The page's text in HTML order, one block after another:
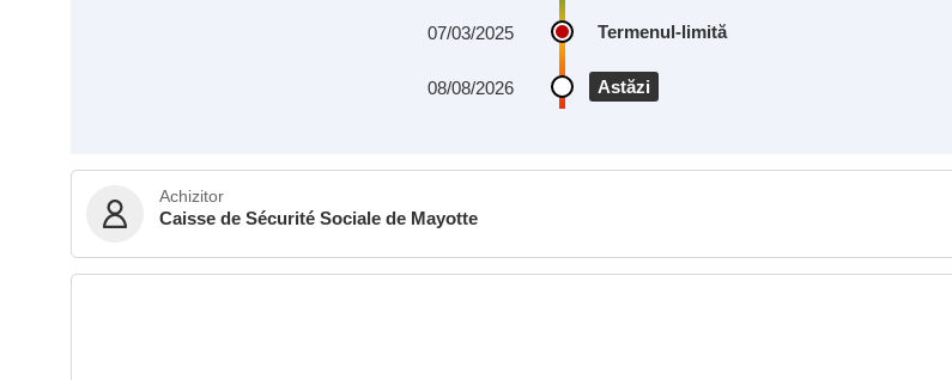
Termenul-limită
07/03/2025
Astăzi
08/08/2026
Achizitor
Caisse de Sécurité Sociale de Mayotte